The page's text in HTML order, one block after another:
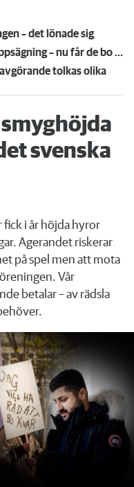
– det lönade sig
Jens Marcus och Ewa hotades av uppsägning – nu får de bo kvar: ”Underbart”
tolkas olika
svenska
fick i år höjda hyror
Agerandet riskerar
på spel men att mota
Vår
betalar – av rädsla